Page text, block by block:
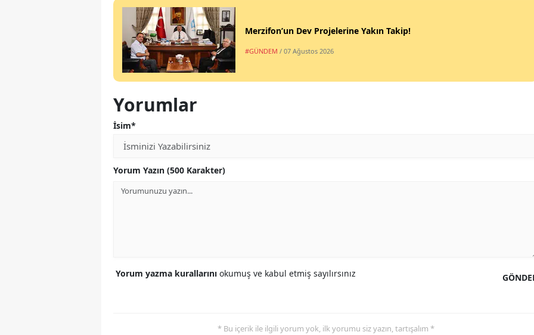
Merzifon’un Dev Projelerine Yakın Takip!
#GÜNDEM / 07 Ağustos 2026
Yorumlar
İsim*
Yorum Yazın (500 Karakter)
Yorum yazma kurallarını okumuş ve kabul etmiş sayılırsınız
* Bu içerik ile ilgili yorum yok, ilk yorumu siz yazın, tartışalım *